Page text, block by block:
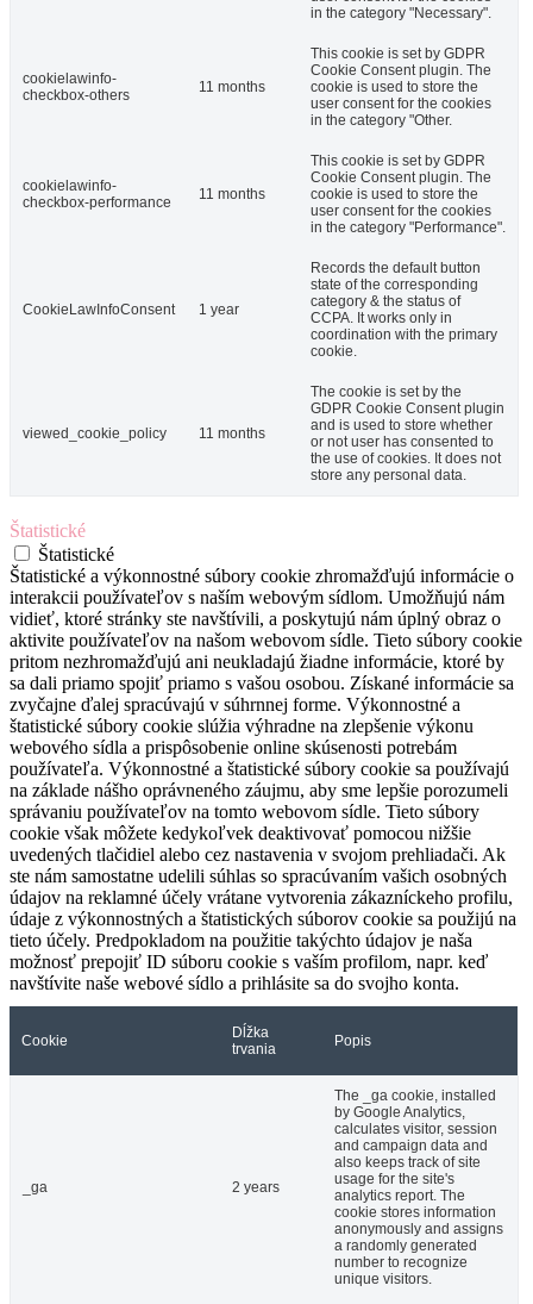
in the category "Necessary".
cookielawinfo-
checkbox-others
11 months
This cookie is set by GDPR
Cookie Consent plugin. The
cookie is used to store the
user consent for the cookies
in the category "Other.
cookielawinfo-
checkbox-performance
11 months
This cookie is set by GDPR
Cookie Consent plugin. The
cookie is used to store the
user consent for the cookies
in the category "Performance".
CookieLawInfoConsent 1 year
Records the default button
state of the corresponding
category & the status of
CCPA. It works only in
coordination with the primary
cookie.
viewed_cookie_policy 11 months
The cookie is set by the
GDPR Cookie Consent plugin
and is used to store whether
or not user has consented to
the use of cookies. It does not
store any personal data.
Štatistické
Štatistické
Štatistické a výkonnostné súbory cookie zhromažďujú informácie o
interakcii používateľov s naším webovým sídlom. Umožňujú nám
vidieť, ktoré stránky ste navštívili, a poskytujú nám úplný obraz o
aktivite používateľov na našom webovom sídle. Tieto súbory cookie
pritom nezhromažďujú ani neukladajú žiadne informácie, ktoré by
sa dali priamo spojiť priamo s vašou osobou. Získané informácie sa
zvyčajne ďalej spracúvajú v súhrnnej forme. Výkonnostné a
štatistické súbory cookie slúžia výhradne na zlepšenie výkonu
webového sídla a prispôsobenie online skúsenosti potrebám
používateľa. Výkonnostné a štatistické súbory cookie sa používajú
na základe nášho oprávneného záujmu, aby sme lepšie porozumeli
správaniu používateľov na tomto webovom sídle. Tieto súbory
cookie však môžete kedykoľvek deaktivovať pomocou nižšie
uvedených tlačidiel alebo cez nastavenia v svojom prehliadači. Ak
ste nám samostatne udelili súhlas so spracúvaním vašich osobných
údajov na reklamné účely vrátane vytvorenia zákazníckeho profilu,
údaje z výkonnostných a štatistických súborov cookie sa použijú na
tieto účely. Predpokladom na použitie takýchto údajov je naša
možnosť prepojiť ID súboru cookie s vaším profilom, napr. keď
navštívite naše webové sídlo a prihlásite sa do svojho konta.
Cookie
Dĺžka
trvania
Popis
_ga 2 years
The _ga cookie, installed
by Google Analytics,
calculates visitor, session
and campaign data and
also keeps track of site
usage for the site's
analytics report. The
cookie stores information
anonymously and assigns
a randomly generated
number to recognize
unique visitors.